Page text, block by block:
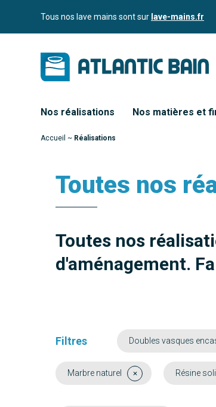
Aller auTous nos lave mains sont sur lave-mains.fr
Nos réalisations Nos matières et
Accueil ~ Réalisations
Toutes nos
Toutes nos
d'aménagement.
Filtres Doubles vasques
Marbre naturel Résine